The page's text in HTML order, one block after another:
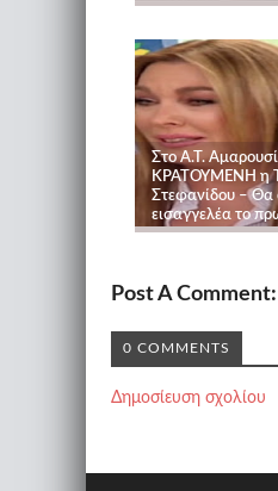
Στο Α.Τ.
ΚΡΑΤΟΥΜΕΝΗ η
Στεφανίδου – Θα
εισαγγελέα το
Post A Comment:
0 COMMENTS
Δημοσίευση σχολίου